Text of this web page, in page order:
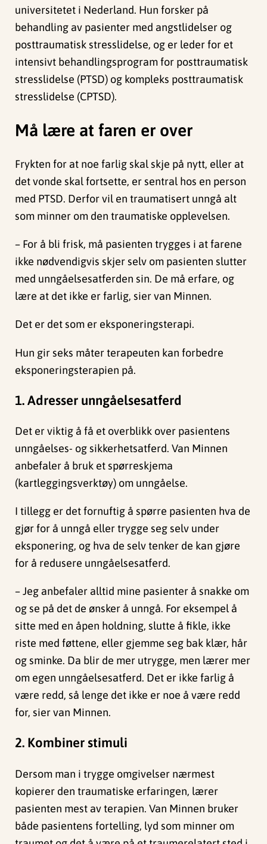
universitetet i Nederland. Hun forsker på
behandling av pasienter med angstlidelser og
posttraumatisk stresslidelse, og er leder for et
intensivt behandlingsprogram for posttraumatisk
stresslidelse (PTSD) og kompleks posttraumatisk
stresslidelse (CPTSD).
Må lære at faren er over
Frykten for at noe farlig skal skje på nytt, eller at
det vonde skal fortsette, er sentral hos en person
med PTSD. Derfor vil en traumatisert unngå alt
som minner om den traumatiske opplevelsen.
– For å bli frisk, må pasienten trygges i at farene
ikke nødvendigvis skjer selv om pasienten slutter
med unngåelsesatferden sin. De må erfare, og
lære at det ikke er farlig, sier van Minnen.
Det er det som er eksponeringsterapi.
Hun gir seks måter terapeuten kan forbedre
eksponeringsterapien på.
1. Adresser unngåelsesatferd
Det er viktig å få et overblikk over pasientens
unngåelses- og sikkerhetsatferd. Van Minnen
anbefaler å bruk et spørreskjema
(kartleggingsverktøy) om unngåelse.
I tillegg er det fornuftig å spørre pasienten hva de
gjør for å unngå eller trygge seg selv under
eksponering, og hva de selv tenker de kan gjøre
for å redusere unngåelsesatferd.
– Jeg anbefaler alltid mine pasienter å snakke om
og se på det de ønsker å unngå. For eksempel å
sitte med en åpen holdning, slutte å fikle, ikke
riste med føttene, eller gjemme seg bak klær, hår
og sminke. Da blir de mer utrygge, men lærer mer
om egen unngåelsesatferd. Det er ikke farlig å
være redd, så lenge det ikke er noe å være redd
for, sier van Minnen.
2. Kombiner stimuli
Dersom man i trygge omgivelser nærmest
kopierer den traumatiske erfaringen, lærer
pasienten mest av terapien. Van Minnen bruker
både pasientens fortelling, lyd som minner om